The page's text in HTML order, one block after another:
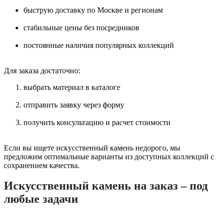
быструю доставку по Москве и регионам
стабильные цены без посредников
постоянные наличия популярных коллекций
Для заказа достаточно:
выбрать материал в каталоге
отправить заявку через форму
получить консультацию и расчет стоимости
Если вы ищете искусственный камень недорого, мы
предложим оптимальные варианты из доступных коллекций с
сохранением качества.
Искусственный камень на заказ – под
любые задачи